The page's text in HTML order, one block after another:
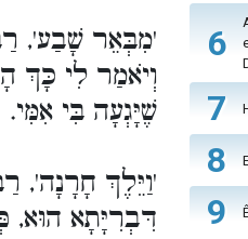
'מִבְּאֵר שָׁבַע',
וְיֹאמַר לִי כָּךְ
שֶׁיָּגְעָה בִּי אִמִּי.
'וַיֵּלֶךְ חָרָנָה',
דִּבְרִיָּתָא הוּא,
6
7
8
9